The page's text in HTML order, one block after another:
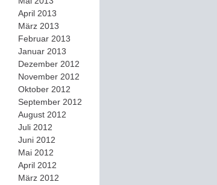
April 2013
März 2013
Februar 2013
Januar 2013
Dezember 2012
November 2012
Oktober 2012
September 2012
August 2012
Juli 2012
Juni 2012
Mai 2012
April 2012
März 2012